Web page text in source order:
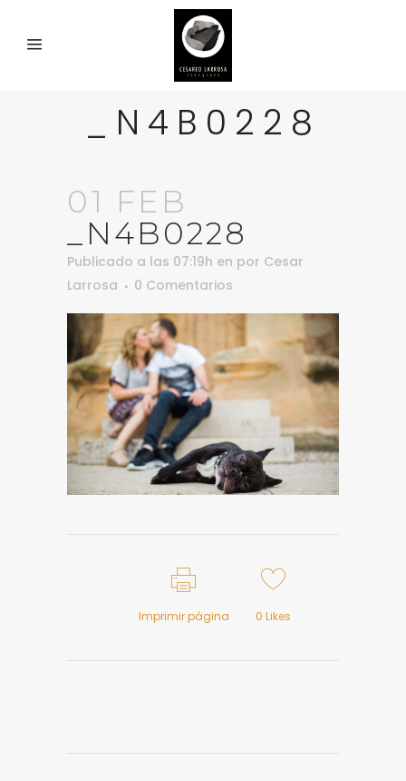
_N4B0228
01 FEB
_N4B0228
Publicado a las 07:19h en por Cesar
Larrosa
0 Comentarios
Imprimir página 0 Likes